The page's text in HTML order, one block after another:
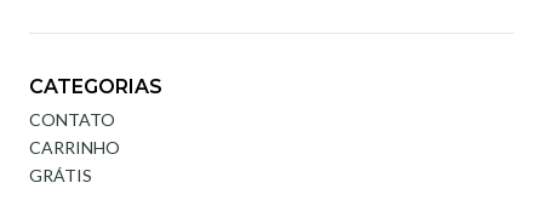
CATEGORIAS
CONTATO
CARRINHO
GRÁTIS